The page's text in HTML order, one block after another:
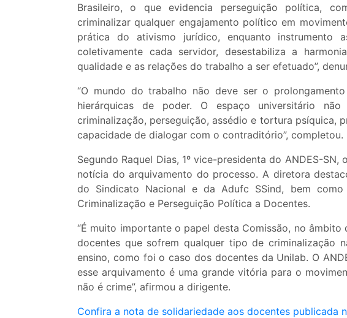
Brasileiro, o que evidencia perseguição política,
criminalizar qualquer engajamento político em
prática do ativismo jurídico, enquanto instrumento
coletivamente cada servidor, desestabiliza a
qualidade e as relações do trabalho a ser efetuado”,
“O mundo do trabalho não deve ser o
hierárquicas de poder. O espaço universitário
criminalização, perseguição, assédio e tortura psíquica,
capacidade de dialogar com o contraditório”, completou.
Segundo Raquel Dias, 1º vice-presidenta do ANDES-
notícia do arquivamento do processo. A diretora
do Sindicato Nacional e da Adufc SSind, bem
Criminalização e Perseguição Política a Docentes.
“É muito importante o papel desta Comissão, no âmbito
docentes que sofrem qualquer tipo de criminalização
ensino, como foi o caso dos docentes da Unilab. O
esse arquivamento é uma grande vitória para o
não é crime”, afirmou a dirigente.
Confira a nota de solidariedade aos docentes publicada